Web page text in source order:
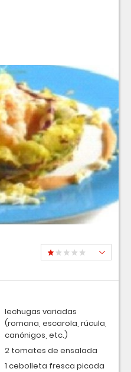
lechugas variadas
(romana, escarola, rúcula,
canónigos, etc.)
2 tomates de ensalada
1 cebolleta fresca picada